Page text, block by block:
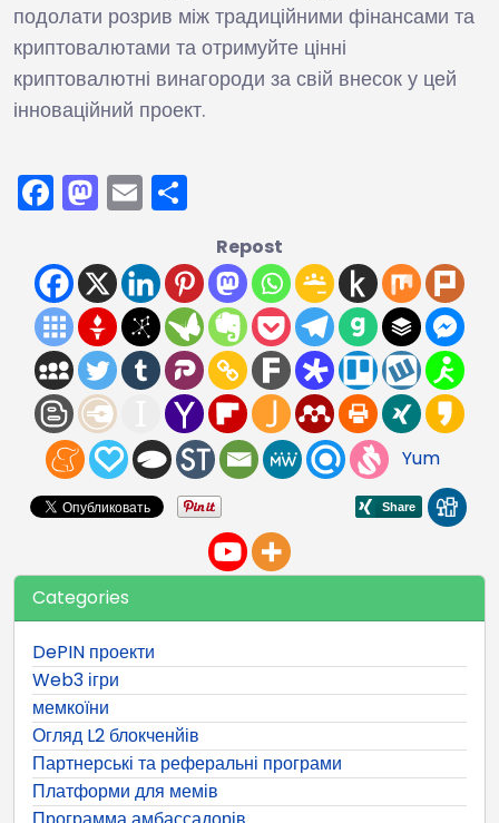
подолати розрив між традиційними фінансами та
криптовалютами та отримуйте цінні
криптовалютні винагороди за свій внесок у цей
інноваційний проект.
Facebook
Mastodon
Email
Repost
Yum
Categories
DePIN проекти
Web3 ігри
мемкоїни
Огляд L2 блокченйів
Партнерські та реферальні програми
Платформи для мемів